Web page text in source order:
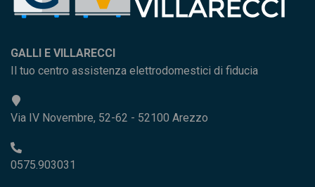
GALLI E VILLARECCI
Il tuo centro assistenza elettrodomestici di fiducia
Via IV Novembre, 52-62 - 52100 Arezzo
0575.903031